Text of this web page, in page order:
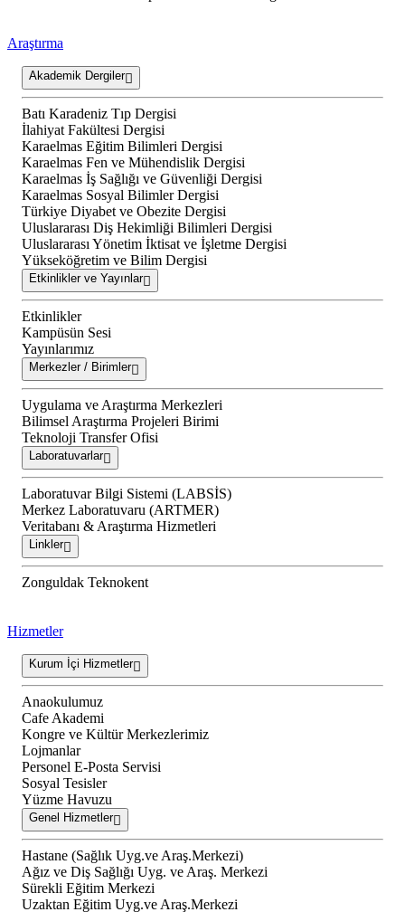
Araştırma
Akademik Dergiler
Batı Karadeniz Tıp Dergisi
İlahiyat Fakültesi Dergisi
Karaelmas Eğitim Bilimleri Dergisi
Karaelmas Fen ve Mühendislik Dergisi
Karaelmas İş Sağlığı ve Güvenliği Dergisi
Karaelmas Sosyal Bilimler Dergisi
Türkiye Diyabet ve Obezite Dergisi
Uluslararası Diş Hekimliği Bilimleri Dergisi
Uluslararası Yönetim İktisat ve İşletme Dergisi
Yükseköğretim ve Bilim Dergisi
Etkinlikler ve Yayınlar
Etkinlikler
Kampüsün Sesi
Yayınlarımız
Merkezler / Birimler
Uygulama ve Araştırma Merkezleri
Bilimsel Araştırma Projeleri Birimi
Teknoloji Transfer Ofisi
Laboratuvarlar
Laboratuvar Bilgi Sistemi (LABSİS)
Merkez Laboratuvaru (ARTMER)
Veritabanı & Araştırma Hizmetleri
Linkler
Zonguldak Teknokent
Hizmetler
Kurum İçi Hizmetler
Anaokulumuz
Cafe Akademi
Kongre ve Kültür Merkezlerimiz
Lojmanlar
Personel E-Posta Servisi
Sosyal Tesisler
Yüzme Havuzu
Genel Hizmetler
Hastane (Sağlık Uyg.ve Araş.Merkezi)
Ağız ve Diş Sağlığı Uyg. ve Araş. Merkezi
Sürekli Eğitim Merkezi
Uzaktan Eğitim Uyg.ve Araş.Merkezi